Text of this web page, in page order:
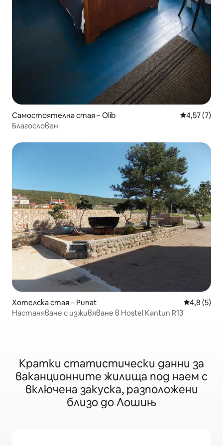
Самостоятелна стая – Olib Средна
4,57 (7)
Благословен
Хотелска стая – Punat Средна
4,8 (5)
Настаняване с изживяване в Hostel Kantun R13
Кратки статистически данни за
ваканционните жилища под наем с
включена закуска, разположени
близо до Лошињ